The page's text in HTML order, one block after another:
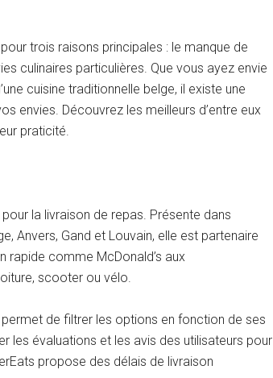
trois raisons principales : le manque de
culinaires particulières. Que vous ayez envie
cuisine traditionnelle belge, il existe une
envies. Découvrez les meilleurs d’entre eux
praticité.
la livraison de repas. Présente dans
Anvers, Gand et Louvain, elle est partenaire
rapide comme McDonald’s aux
scooter ou vélo.
de filtrer les options en fonction de ses
les évaluations et les avis des utilisateurs pour
propose des délais de livraison